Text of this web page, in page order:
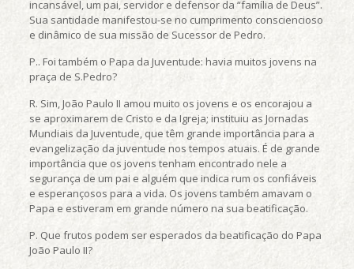
incansável, um pai, servidor e defensor da “família de Deus”.
Sua santidade manifestou-se no cumprimento consciencioso
e dinâmico de sua missão de Sucessor de Pedro.
P.. Foi também o Papa da Juventude: havia muitos jovens na
praça de S.Pedro?
R. Sim, João Paulo II amou muito os jovens e os encorajou a
se aproximarem de Cristo e da Igreja; instituiu as Jornadas
Mundiais da Juventude, que têm grande importância para a
evangelização da juventude nos tempos atuais. É de grande
importância que os jovens tenham encontrado nele a
segurança de um pai e alguém que indica rum os confiáveis
e esperançosos para a vida. Os jovens também amavam o
Papa e estiveram em grande número na sua beatificação.
P. Que frutos podem ser esperados da beatificação do Papa
João Paulo II?